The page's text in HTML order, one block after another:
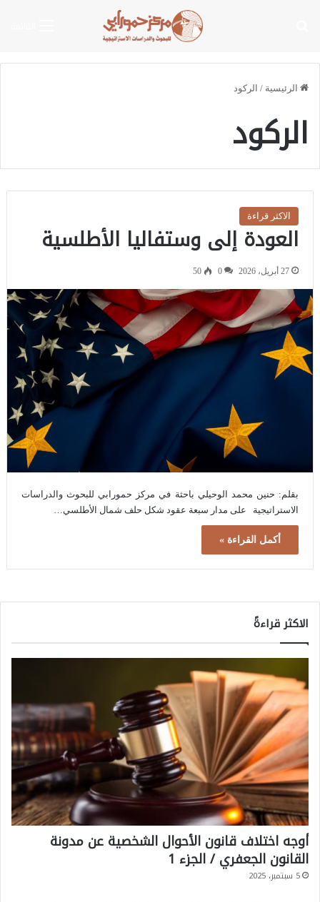
الرئيسية / الركود
الركود
الاكثر قراءة
العودة إلى وستفاليا الأطلسية
27 أبريل، 2026 0
50
بقلم: حنين محمد الوحيلي باحثة في مركز حمورابي للبحوث والدراسات
الاستراتيجية على مدار سبعة عقود شكل حلف شمال الأطلسي…
أكمل القراءة »
الاكثر قراءةً
أوجه اختلاف قانون الأحوال الشخصية عن مدونة
القانون الجعفري / الجزء 1
5 سبتمبر، 2025